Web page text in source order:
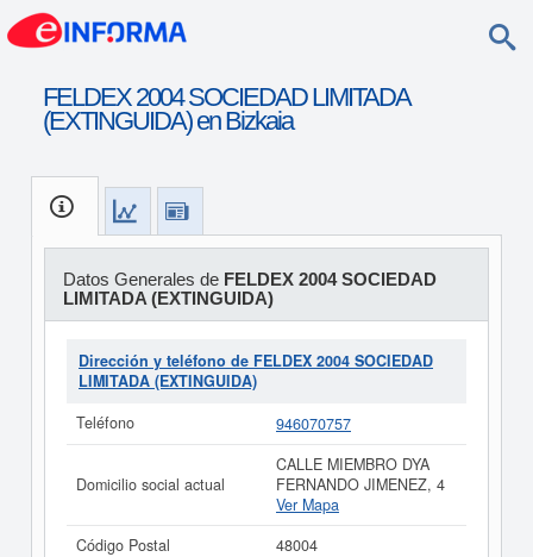
FELDEX 2004 SOCIEDAD LIMITADA
(EXTINGUIDA) en Bizkaia
Datos Generales de FELDEX 2004 SOCIEDAD
LIMITADA (EXTINGUIDA)
Dirección y teléfono de FELDEX 2004 SOCIEDAD
LIMITADA (EXTINGUIDA)
Teléfono
946070757
Domicilio social actual
CALLE MIEMBRO DYA
FERNANDO JIMENEZ, 4
Ver Mapa
Código Postal
48004